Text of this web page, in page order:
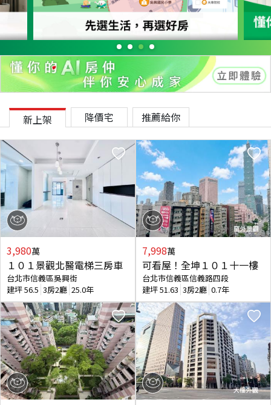
新上架 降價宅 推薦給你
3,980萬
１０１景觀北醫電梯三房車
台北市信義區吳興街
建坪56.5 3房2廳 25.0年
7,998萬
可看屋！全坤１０１十一樓
台北市信義區信義路四段
建坪51.63 3房2廳 0.7年